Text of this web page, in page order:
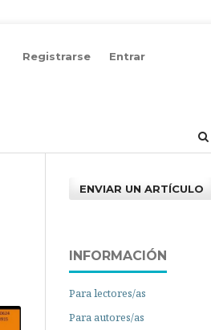
Registrarse Entrar
ENVIAR UN ARTÍCULO
INFORMACIÓN
Para lectores/as
Para autores/as